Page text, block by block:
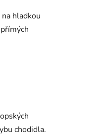
hladkou
chodidla.